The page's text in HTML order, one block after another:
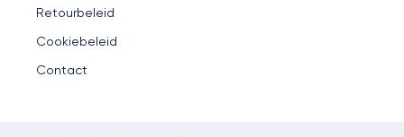
Retourbeleid
Cookiebeleid
Contact